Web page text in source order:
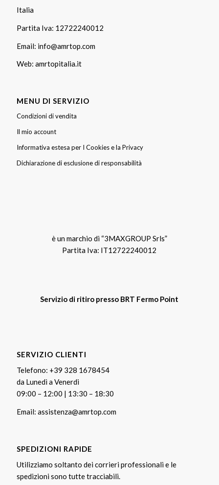
Italia
Partita Iva: 12722240012
Email: info@amrtop.com
Web: amrtopitalia.it
MENU DI SERVIZIO
Condizioni di vendita
Il mio account
Informativa estesa per I Cookies e la Privacy
Dichiarazione di esclusione di responsabilità
è un marchio di “3MAXGROUP Srls”
Partita Iva: IT12722240012
Servizio di ritiro presso BRT Fermo Point
SERVIZIO CLIENTI
Telefono: +39 328 1678454
da Lunedì a Venerdi
09:00 – 12:00 | 13:30 – 18:30
Email: assistenza@amrtop.com
SPEDIZIONI RAPIDE
Utilizziamo soltanto dei corrieri professionali e le
spedizioni sono tutte tracciabili.